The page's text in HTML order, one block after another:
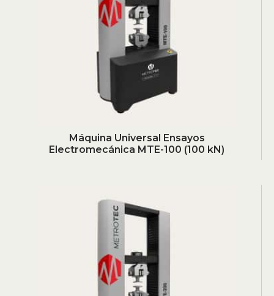
Máquina Universal Ensayos
Electromecánica MTE-100 (100 kN)